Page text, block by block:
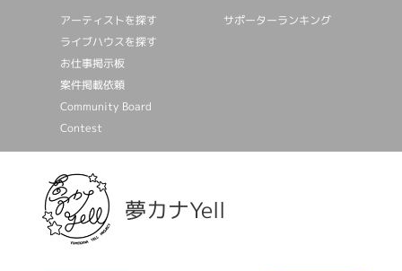
アーティストを探す
ライブハウスを探す
お仕事掲⽰板
案件掲載依頼
Community Board
Contest
サポーターランキング
夢カナYell